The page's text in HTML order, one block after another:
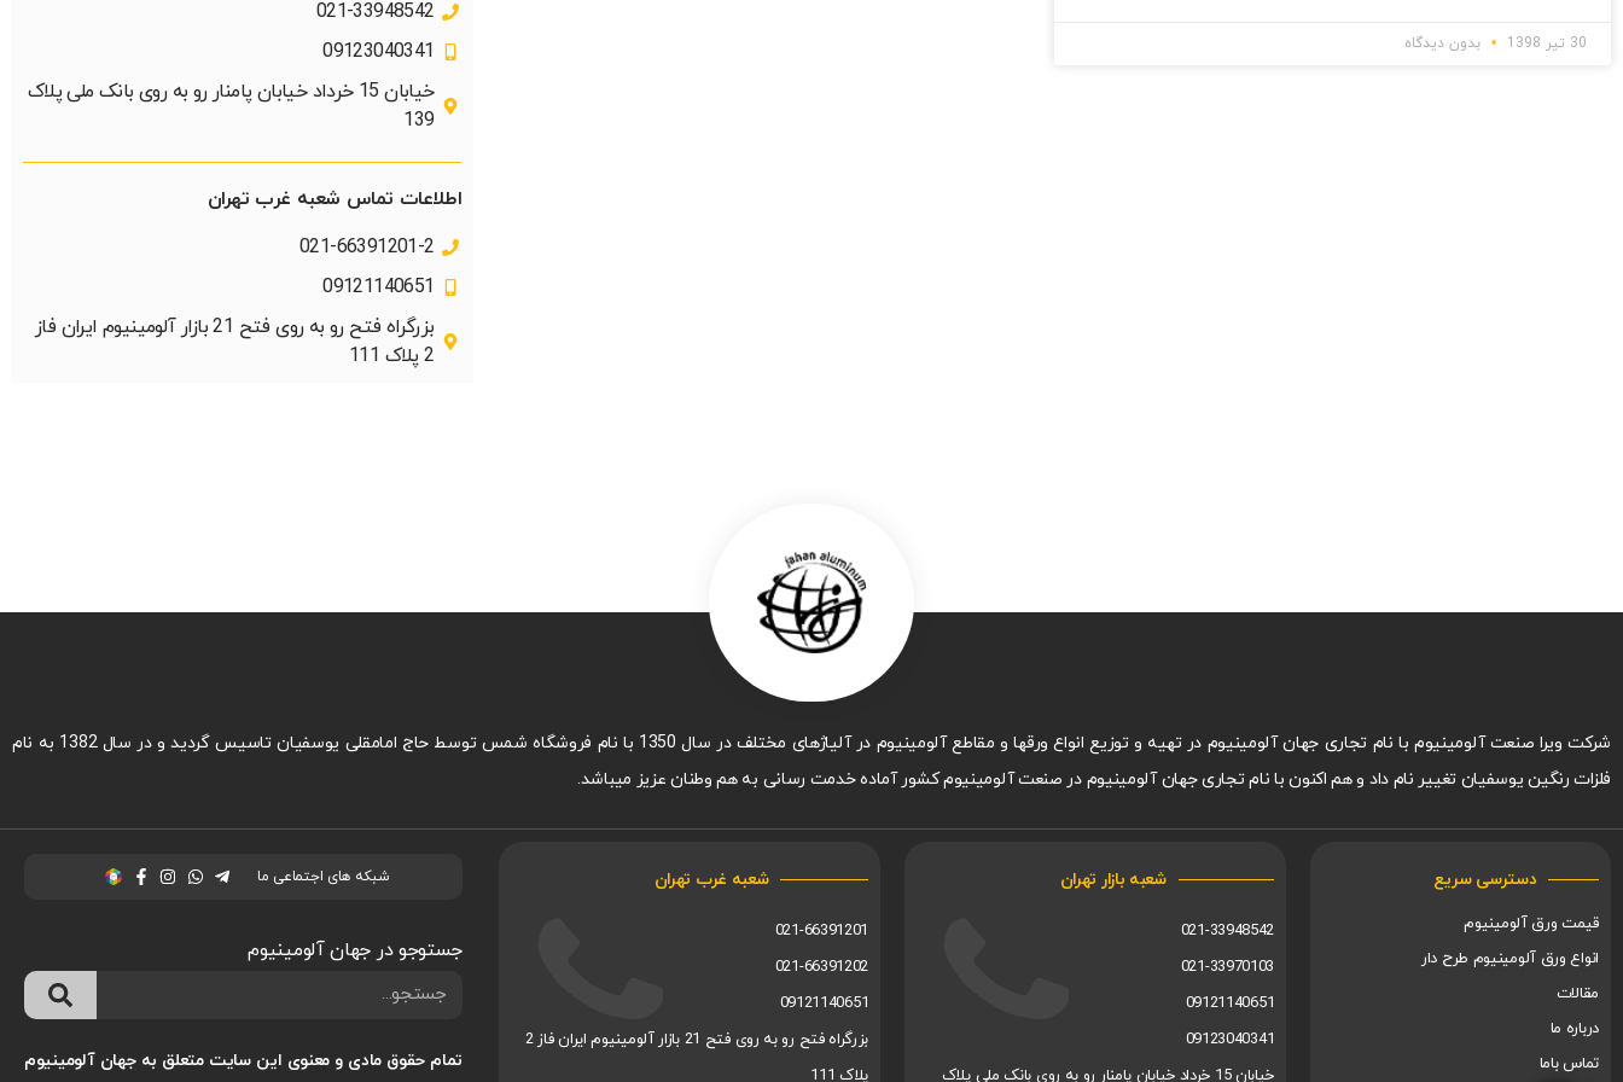
30 تیر 1398 بدون دیدگاه
021-33948542
09123040341
خیابان 15 خرداد خیابان پامنار رو به روی بانک ملی پلاک
139​
اطلاعات تماس شعبه غرب تهران
021-66391201-2
09121140651
بزرگراه فتح رو به روی فتح 21 بازار آلومینیوم ایران فاز
2 پلاک 111
شرکت ویرا صنعت آلومینیوم با نام تجاری جهان آلومینیوم در تهیه و توزیع انواع ورقها و مقاطع آلومینیوم در آلیاژهای مختلف در سال 1350 با نام فروشگاه شمس توسط حاج امامقلی یوسفیان تاسیس گردید و در سال 1382 به نام
فلزات رنگین یوسفیان تغییر نام داد و هم اکنون با نام تجاری جهان آلومینیوم در صنعت آلومینیوم کشور آماده خدمت رسانی به هم وطنان عزیز میباشد.
دسترسی سریع
قیمت ورق آلومینیوم
انواع ورق آلومینیوم طرح دار
مقالات
درباره ما
تماس باما
شعبه بازار تهران
021-33948542
021-33970103
09121140651
09123040341
خیابان 15 خرداد خیابان پامنار رو به روی بانک ملی پلاک
شعبه غرب تهران
021-66391201
021-66391202
09121140651
بزرگراه فتح رو به روی فتح 21 بازار آلومینیوم ایران فاز 2
پلاک 111
شبکه های اجتماعی ما
جستوجو در جهان آلومینیوم
تمام حقوق مادی و معنوی این سایت متعلق به جهان آلومینیوم